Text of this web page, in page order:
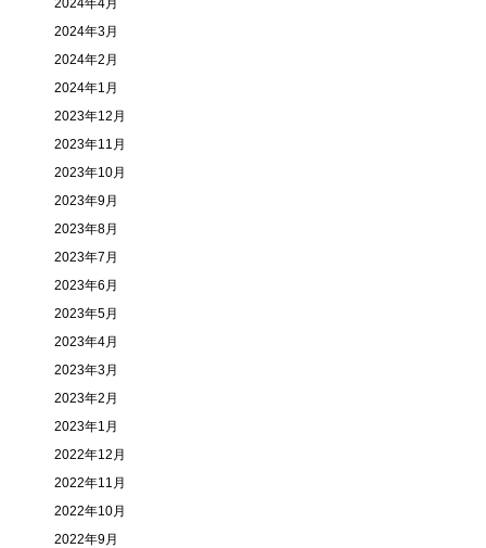
2024年4月
2024年3月
2024年2月
2024年1月
2023年12月
2023年11月
2023年10月
2023年9月
2023年8月
2023年7月
2023年6月
2023年5月
2023年4月
2023年3月
2023年2月
2023年1月
2022年12月
2022年11月
2022年10月
2022年9月